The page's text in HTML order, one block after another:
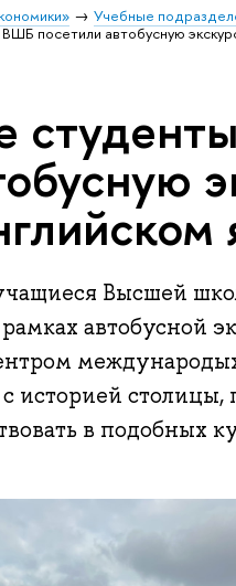
Учебные
посетили автобусную
Высшей
автобусной
историей
в подобных